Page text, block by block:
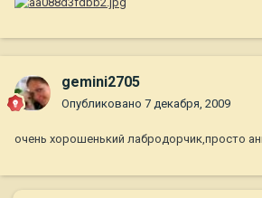
gemini2705
Опубликовано 7 декабря, 2009
очень хорошенький лабродорчик,просто